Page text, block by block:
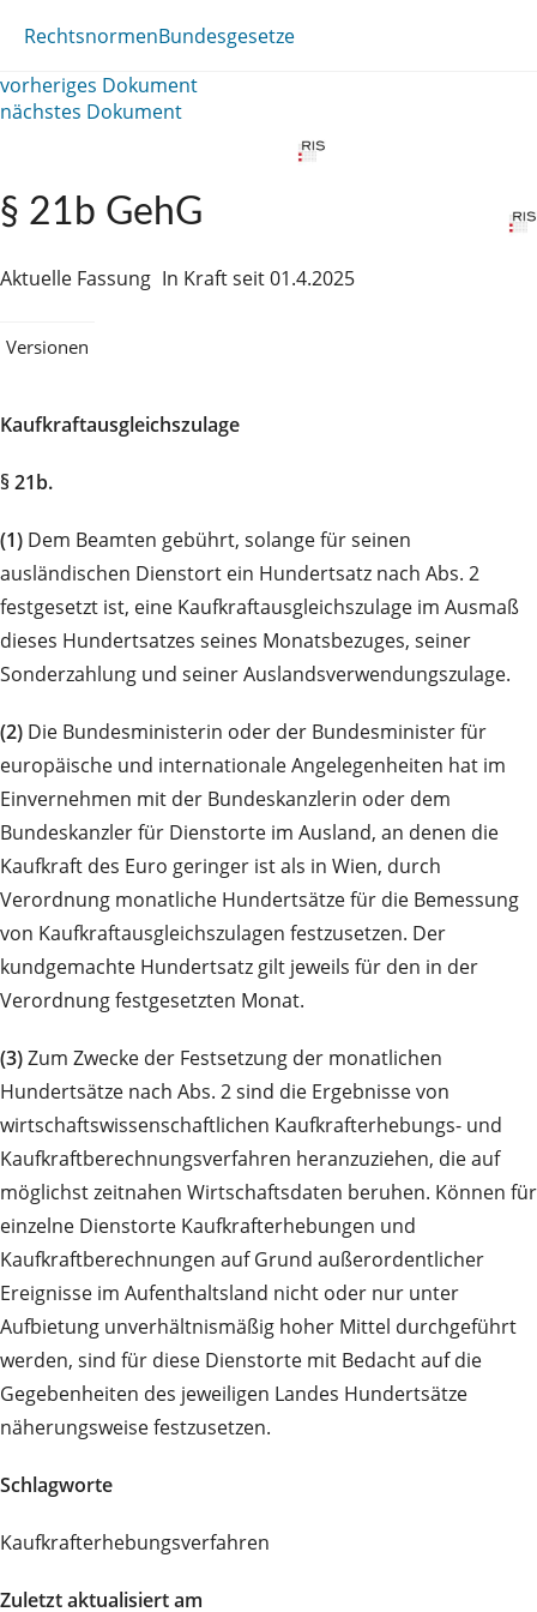
RechtsnormenBundesgesetze
vorheriges Dokument
nächstes Dokument
§ 21b GehG
Aktuelle Fassung In Kraft seit 01.4.2025
Versionen
Kaufkraftausgleichszulage
§ 21b.
(1) Dem Beamten gebührt, solange für seinen
ausländischen Dienstort ein Hundertsatz nach Abs. 2
festgesetzt ist, eine Kaufkraftausgleichszulage im Ausmaß
dieses Hundertsatzes seines Monatsbezuges, seiner
Sonderzahlung und seiner Auslandsverwendungszulage.
(2) Die Bundesministerin oder der Bundesminister für
europäische und internationale Angelegenheiten hat im
Einvernehmen mit der Bundeskanzlerin oder dem
Bundeskanzler für Dienstorte im Ausland, an denen die
Kaufkraft des Euro geringer ist als in Wien, durch
Verordnung monatliche Hundertsätze für die Bemessung
von Kaufkraftausgleichszulagen festzusetzen. Der
kundgemachte Hundertsatz gilt jeweils für den in der
Verordnung festgesetzten Monat.
(3)Zum Zwecke der Festsetzung der monatlichen
Hundertsätze nach Abs. 2 sind die Ergebnisse von
wirtschaftswissenschaftlichen Kaufkrafterhebungs- und
Kaufkraftberechnungsverfahren heranzuziehen, die auf
möglichst zeitnahen Wirtschaftsdaten beruhen. Können für
einzelne Dienstorte Kaufkrafterhebungen und
Kaufkraftberechnungen auf Grund außerordentlicher
Ereignisse im Aufenthaltsland nicht oder nur unter
Aufbietung unverhältnismäßig hoher Mittel durchgeführt
werden, sind für diese Dienstorte mit Bedacht auf die
Gegebenheiten des jeweiligen Landes Hundertsätze
näherungsweise festzusetzen.
Schlagworte
Kaufkrafterhebungsverfahren
Zuletzt aktualisiert am